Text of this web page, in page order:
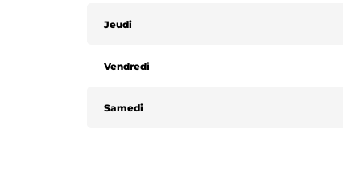
Jeudi
Vendredi
Samedi